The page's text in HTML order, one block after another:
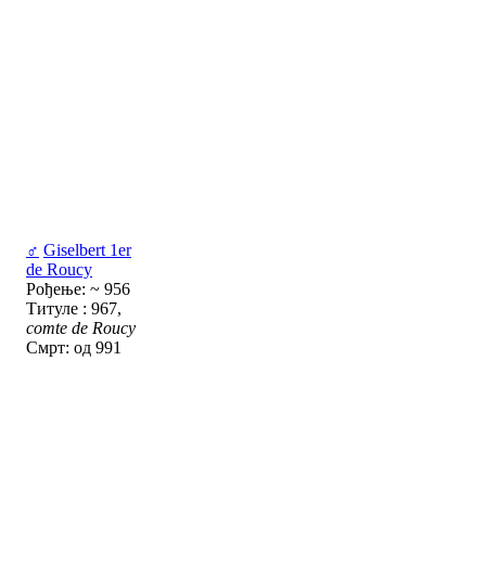
♂ Giselbert 1er
de Roucy
Рођење: ~ 956
Титуле : 967,
comte de Roucy
Смрт: од 991